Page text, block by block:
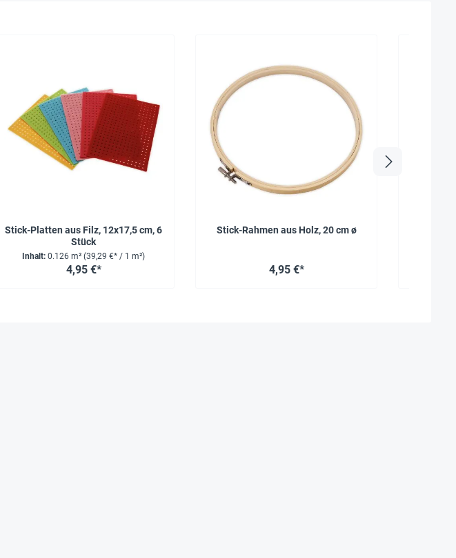
Stick-Platten aus Filz, 12x17,5 cm, 6
Stück
Inhalt: 0.126 m² (39,29 €* / 1 m²)
4,95 €*
Stick-Rahmen aus Holz, 20 cm ø
4,95 €*